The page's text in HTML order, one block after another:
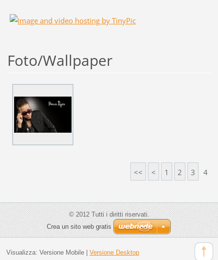
Foto/Wallpaper
<< < 1 2 3 4
© 2012 Tutti i diritti riservati.
Crea un sito web gratis
Visualizza: Versione Mobile| Versione Desktop